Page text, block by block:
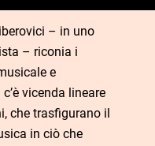
– in uno
– riconia i
e
vicenda lineare
che trasfigurano il
in ciò che